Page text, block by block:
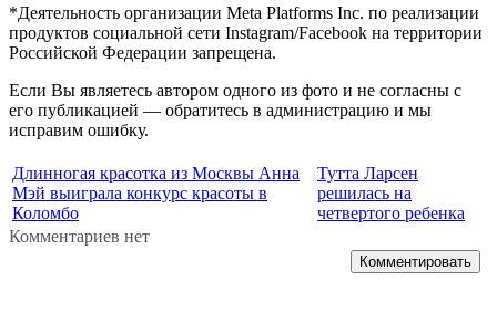
*Деятельность организации Meta Platforms Inc. по реализации
продуктов социальной сети Instagram/Facebook на территории
Российской Федерации запрещена.
Если Вы являетесь автором одного из фото и не согласны с
его публикацией — обратитесь в администрацию и мы
исправим ошибку.
Длинногая красотка из Москвы Анна
Мэй выиграла конкурс красоты в
Коломбо
Тутта Ларсен
решилась на
четвертого ребенка
Комментариев нет
Комментировать